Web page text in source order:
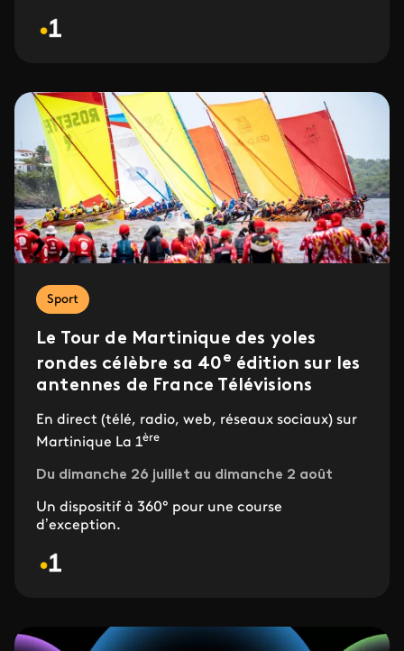
Sport
Le Tour de Martinique des yoles
rondes célèbre sa 40e édition sur les
antennes de France Télévisions
En direct (télé, radio, web, réseaux sociaux) sur
Martinique La 1ère
Du dimanche 26 juillet au dimanche 2 août
Un dispositif à 360° pour une course
d’exception.